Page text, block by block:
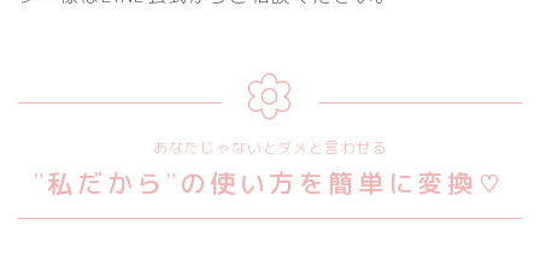
あなたじゃないとダメと言わせる
”私だから”の使い方を簡単に変換♡